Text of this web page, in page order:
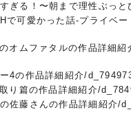
ぎる！〜朝まで理性ぶっ
で可愛かった話-プライベ
オムファタルの作品詳細
4の作品詳細紹介/
り篇の作品詳細紹介/
佐藤さんの作品詳細紹介/